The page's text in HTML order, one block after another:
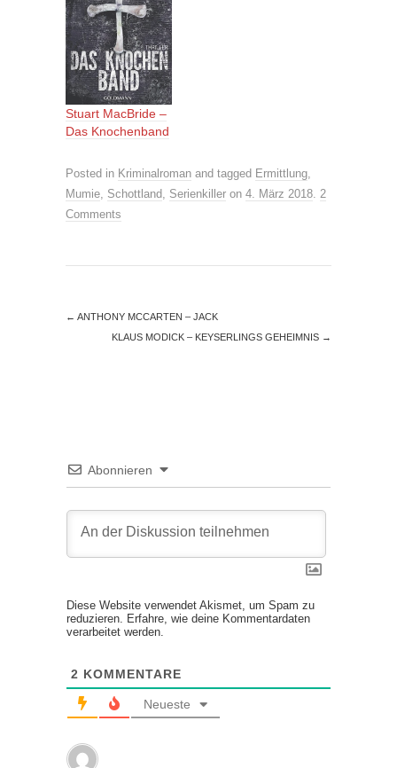
Stuart MacBride –
Das Knochenband
Posted in Kriminalroman and tagged Ermittlung,
Mumie, Schottland, Serienkiller on 4. März 2018. 2
Comments
← ANTHONY MCCARTEN – JACK
KLAUS MODICK – KEYSERLINGS GEHEIMNIS →
Abonnieren
Diese Website verwendet Akismet, um Spam zu
reduzieren. Erfahre, wie deine Kommentardaten
verarbeitet werden.
2 KOMMENTARE
Neueste